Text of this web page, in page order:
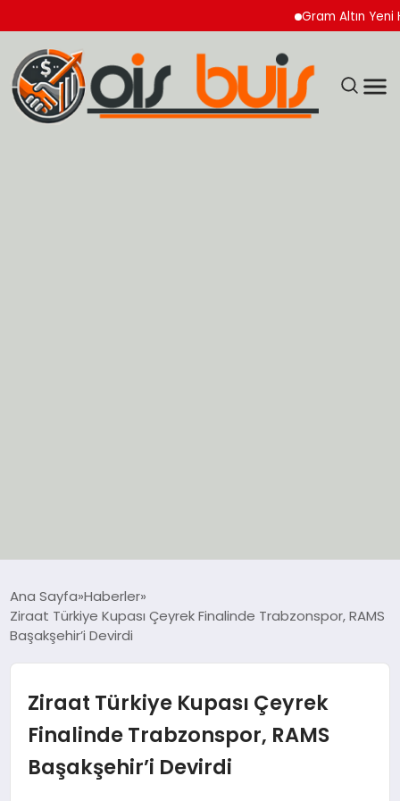
Gram Altın Yeni
EKONOMİ
SPOR
Ana Sayfa Haberler
Ziraat Türkiye Kupası Çeyrek Finalinde Trabzonspor, RAMS
Başakşehir’i Devirdi
Ziraat Türkiye Kupası Çeyrek
Finalinde Trabzonspor, RAMS
Başakşehir’i Devirdi